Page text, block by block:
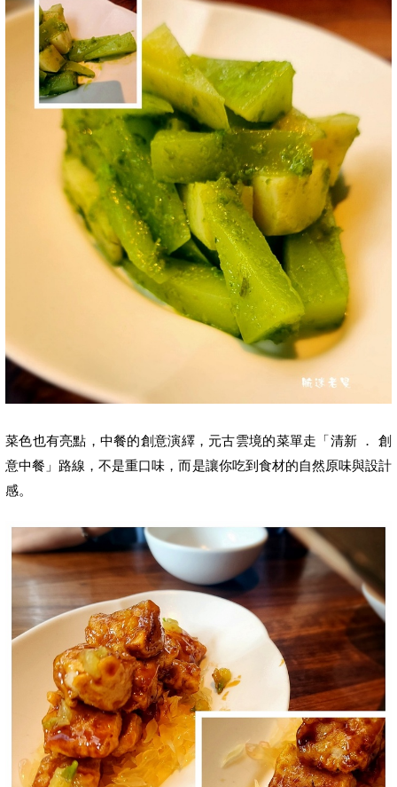
菜色也有亮點，中餐的創意演繹， 元古雲境的菜單走「清新 ．
創
意中餐」路線，不是重口味，而是讓你吃到食材的自然原味與設計
感。